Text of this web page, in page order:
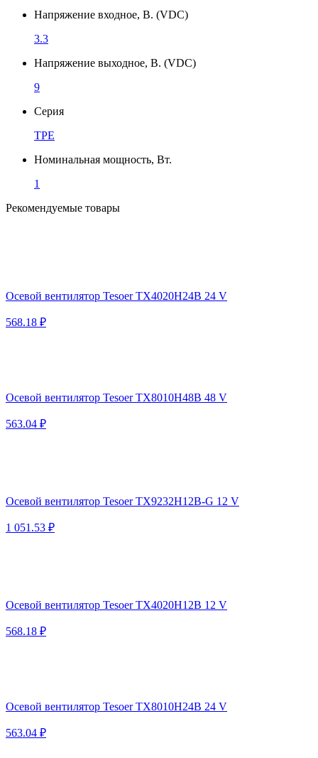
Напряжение входное, В. (VDC)
3.3
Напряжение выходное, В. (VDC)
9
Серия
TPE
Номинальная мощность, Вт.
1
Рекомендуемые товары
Осевой вентилятор Tesoer TX4020H24B 24 V
568.18 ₽
Осевой вентилятор Tesoer TX8010H48B 48 V
563.04 ₽
Осевой вентилятор Tesoer TX9232H12B-G 12 V
1 051.53 ₽
Осевой вентилятор Tesoer TX4020H12B 12 V
568.18 ₽
Осевой вентилятор Tesoer TX8010H24B 24 V
563.04 ₽